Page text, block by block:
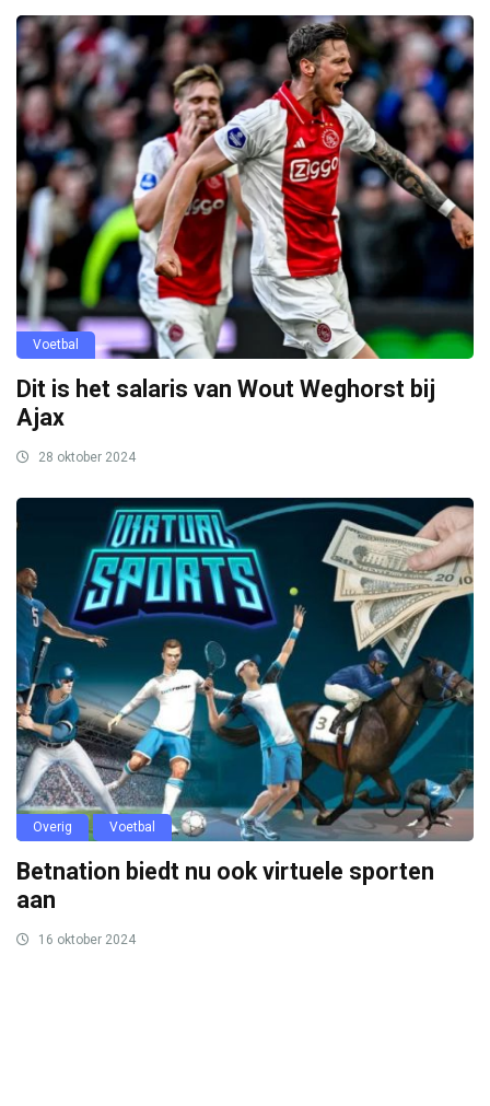
Voetbal
Dit is het salaris van Wout Weghorst bij
Ajax
28 oktober 2024
Overig Voetbal
Betnation biedt nu ook virtuele sporten
aan
16 oktober 2024